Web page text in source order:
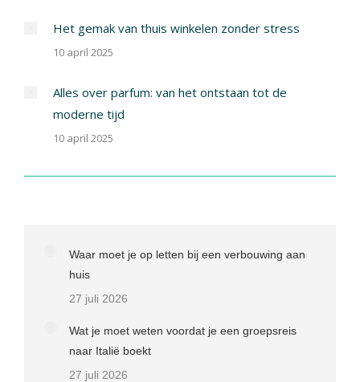
Het gemak van thuis winkelen zonder stress
10 april 2025
Alles over parfum: van het ontstaan tot de
moderne tijd
10 april 2025
Waar moet je op letten bij een verbouwing aan
huis
27 juli 2026
Wat je moet weten voordat je een groepsreis
naar Italië boekt
27 juli 2026